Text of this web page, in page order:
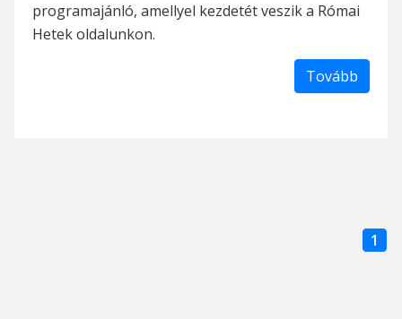
programajánló, amellyel kezdetét veszik a Római
Hetek oldalunkon.
Tovább
1